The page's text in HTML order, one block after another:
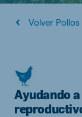
Volver
Ayudando